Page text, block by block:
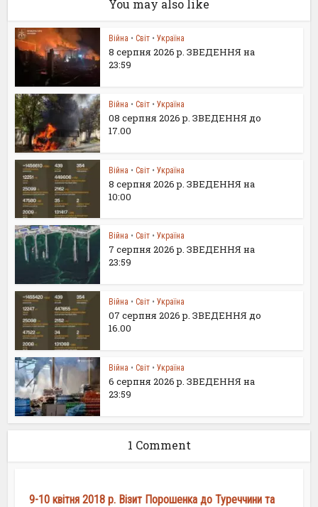
You may also like
Війна • Світ • Україна
8 серпня 2026 р. ЗВЕДЕННЯ на
23:59
Війна • Світ • Україна
08 серпня 2026 р. ЗВЕДЕННЯ до
17.00
Війна • Світ • Україна
8 серпня 2026 р. ЗВЕДЕННЯ на
10:00
Війна • Світ • Україна
7 серпня 2026 р. ЗВЕДЕННЯ на
23:59
Війна • Світ • Україна
07 серпня 2026 р. ЗВЕДЕННЯ до
16.00
Війна • Світ • Україна
6 серпня 2026 р. ЗВЕДЕННЯ на
23:59
1 Comment
9-10 квітня 2018 р. Візит Порошенка до Туреччини та